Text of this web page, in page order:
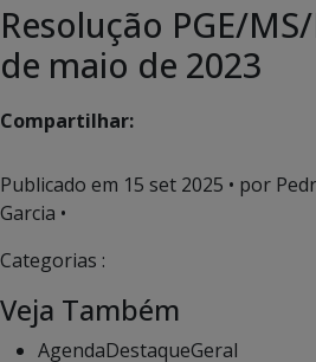
Resolução PGE/
de maio de 2023
Compartilhar:
Publicado em 15 set 2025 • por
Garcia •
Categorias :
Veja Também
AgendaDestaqueGeral